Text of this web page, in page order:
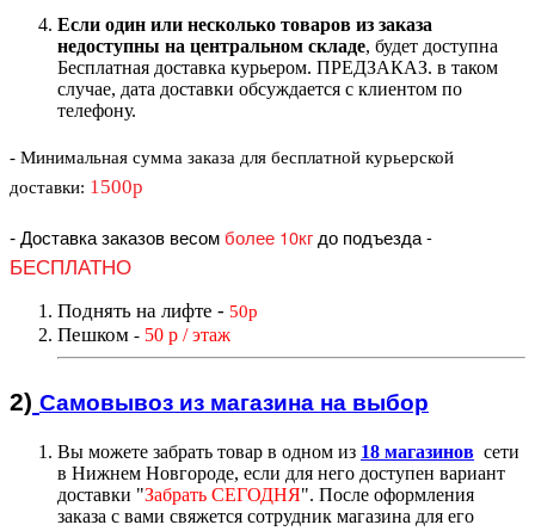
Если один или несколько товаров из заказа
недоступны на центральном складе, будет доступна
Бесплатная доставка курьером. ПРЕДЗАКАЗ. в таком
случае, дата доставки обсуждается с клиентом по
телефону.
- Минимальная сумма заказа для бесплатной курьерской
доставки: 1500р
-Доставка заказов весомболее 10кгдо подъезда-
БЕСПЛАТНО
Поднять на лифте - 50р
Пешком - 50 р / этаж
2) Самовывоз из магазина на выбор
Вы можете забрать товар в одном из 18 магазинов сети
в Нижнем Новгороде, если для него доступен вариант
доставки "Забрать СЕГОДНЯ". После оформления
заказа с вами свяжется сотрудник магазина для его